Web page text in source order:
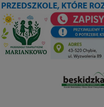
Przejdź
do
treści